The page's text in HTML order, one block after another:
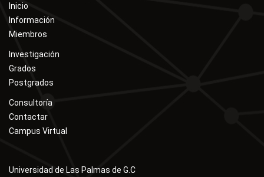
Inicio
Información
Miembros
Investigación
Grados
Postgrados
Consultoría
Contactar
Campus Virtual
Universidad de Las Palmas de G.C